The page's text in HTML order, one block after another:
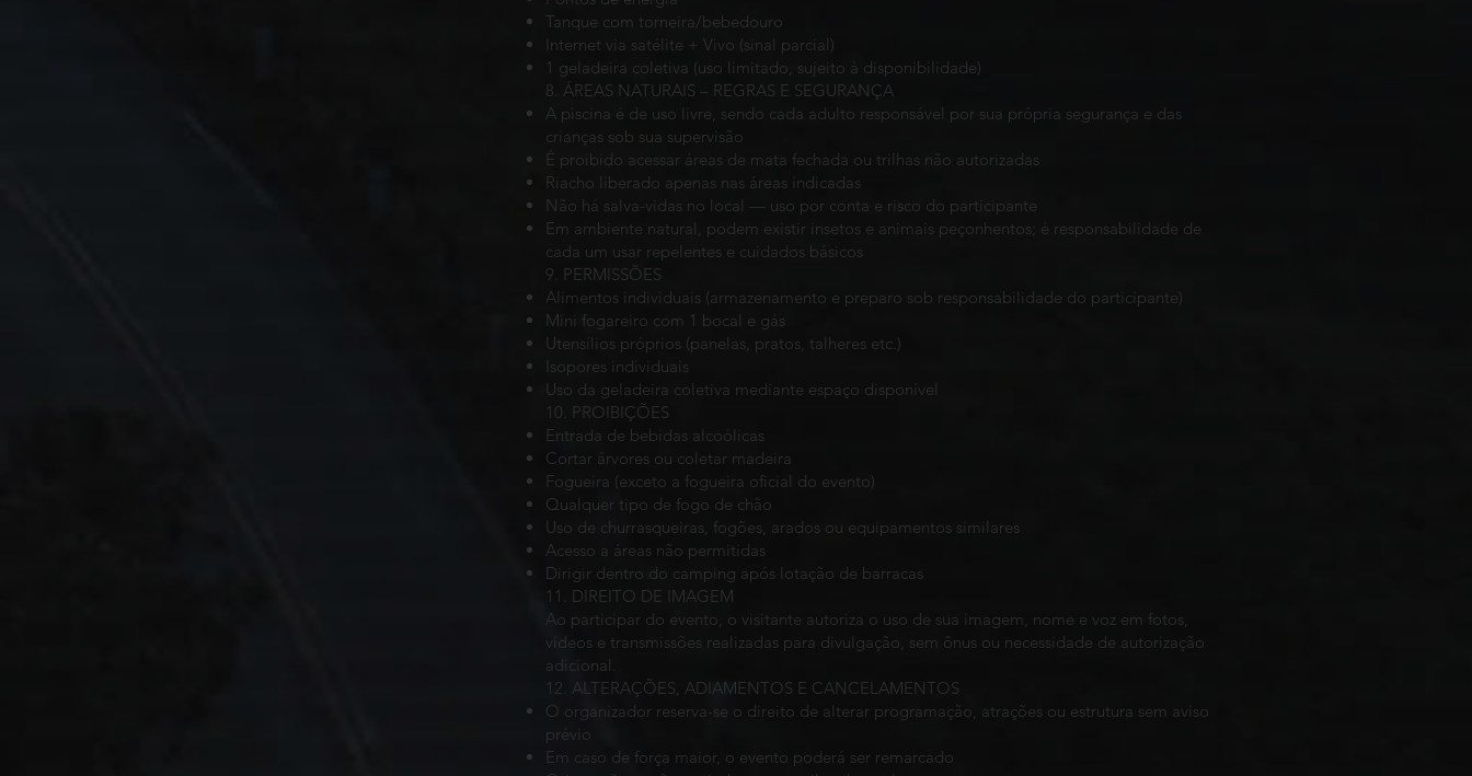
Tanque com torneira/bebedouro
Internet via satélite + Vivo (sinal parcial)
1 geladeira coletiva (uso limitado, sujeito à disponibilidade)
8. ÁREAS NATURAIS – REGRAS E SEGURANÇA
A piscina é de uso livre, sendo cada adulto responsável por sua própria segurança e das
crianças sob sua supervisão
É proibido acessar áreas de mata fechada ou trilhas não autorizadas
Riacho liberado apenas nas áreas indicadas
Não há salva-vidas no local — uso por conta e risco do participante
Em ambiente natural, podem existir insetos e animais peçonhentos; é responsabilidade de
cada um usar repelentes e cuidados básicos
9. PERMISSÕES
Alimentos individuais (armazenamento e preparo sob responsabilidade do participante)
Mini fogareiro com 1 bocal e gás
Utensílios próprios (panelas, pratos, talheres etc.)
Isopores individuais
Uso da geladeira coletiva mediante espaço disponível
10. PROIBIÇÕES
Entrada de bebidas alcoólicas
Cortar árvores ou coletar madeira
Fogueira (exceto a fogueira oficial do evento)
Qualquer tipo de fogo de chão
Uso de churrasqueiras, fogões, arados ou equipamentos similares
Acesso a áreas não permitidas
Dirigir dentro do camping após lotação de barracas
11. DIREITO DE IMAGEM
Ao participar do evento, o visitante autoriza o uso de sua imagem, nome e voz em fotos,
vídeos e transmissões realizadas para divulgação, sem ônus ou necessidade de autorização
adicional.
12. ALTERAÇÕES, ADIAMENTOS E CANCELAMENTOS
O organizador reserva-se o direito de alterar programação, atrações ou estrutura sem aviso
prévio
Em caso de força maior, o evento poderá ser remarcado